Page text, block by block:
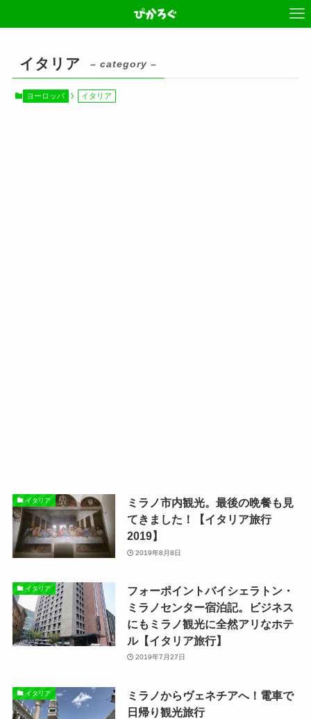
イタリア – category –
ヨーロッパ イタリア
イタリア
ミラノ市内観光。最後の晩餐も見
てきました！【イタリア旅行
2019】
2019年8月8日
イタリア
フォーポイントバイシェラトン・
ミラノセンター宿泊記。ビジネス
にもミラノ観光に全然アリなホテ
ル【イタリア旅行】
2019年7月27日
イタリア
ミラノからヴェネチアへ！電車で
日帰り観光旅行